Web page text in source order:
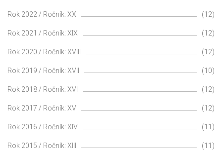
Rok 2022 / Ročník: XX (12)
Rok 2021 / Ročník: XIX (12)
Rok 2020 / Ročník: XVIII (12)
Rok 2019 / Ročník: XVII (10)
Rok 2018 / Ročník: XVI (12)
Rok 2017 / Ročník: XV (12)
Rok 2016 / Ročník: XIV (11)
Rok 2015 / Ročník: XIII (11)